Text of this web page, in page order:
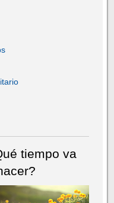
tiempo va